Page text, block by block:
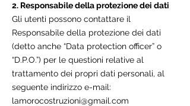
2. Responsabile della protezione dei dati
Gli utenti possono contattare il
Responsabile della protezione dei dati
(detto anche “Data protection officer” o
“D.P.O.”) per le questioni relative al
trattamento dei propri dati personali, al
seguente indirizzo e-mail:
lamorocostruzioni@gmail.com